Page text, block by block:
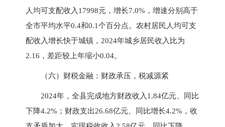
人均可支配收入17998元，增长7.0%，增速分别高于
全市平均水平0.4和0.1个百分点。农村居民人均可支
配收入增长快于城镇，2024年城乡居民收入比为
2.16，差距较上年缩小0.04。
（六）财税金融：财政承压，税减源紧
2024年，全县完成地方财政收入1.84亿元、同比
下降4.2%；财政支出26.68亿元、同比增长4.2%，收